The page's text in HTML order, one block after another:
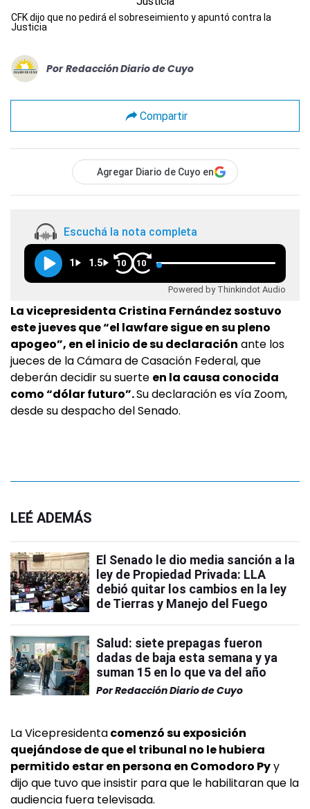
CFK dijo que no pedirá el sobreseimiento y apuntó contra la
Justicia
Por Redacción Diario de Cuyo
Compartir
Agregar Diario de Cuyo en
Escuchá la nota completa
1 1.5 10 10
Powered by Thinkindot Audio
La vicepresidenta Cristina Fernández sostuvo
este jueves que “el lawfare sigue en su pleno
apogeo”, en el inicio de su declaración ante los
jueces de la Cámara de Casación Federal, que
deberán decidir su suerte en la causa conocida
como “dólar futuro”.Su declaración es vía Zoom,
desde su despacho del Senado.
LEÉ ADEMÁS
El Senado le dio media sanción a la
ley de Propiedad Privada: LLA
debió quitar los cambios en la ley
de Tierras y Manejo del Fuego
Salud: siete prepagas fueron
dadas de baja esta semana y ya
suman 15 en lo que va del año
PorRedacción Diario de Cuyo
La Vicepresidentacomenzó su exposición
quejándose de que el tribunal no le hubiera
permitido estar en persona en Comodoro Pyy
dijo que tuvo que insistir para que le habilitaran que la
audiencia fuera televisada.